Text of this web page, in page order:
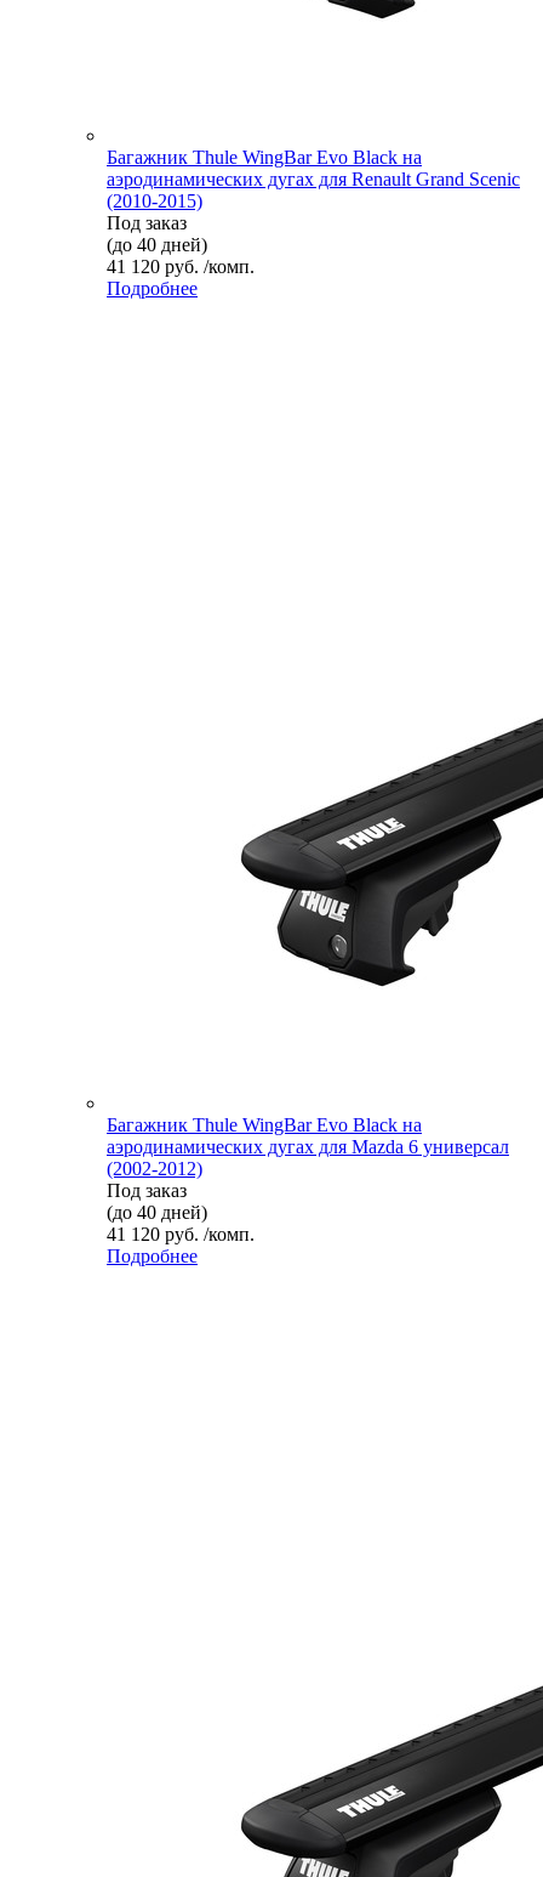
Багажник Thule WingBar Evo Black на
аэродинамических дугах для Renault Grand Scenic
(2010-2015)
Под заказ
(до 40 дней)
41 120 руб. /комп.
Подробнее
Багажник Thule WingBar Evo Black на
аэродинамических дугах для Mazda 6 универсал
(2002-2012)
Под заказ
(до 40 дней)
41 120 руб. /комп.
Подробнее